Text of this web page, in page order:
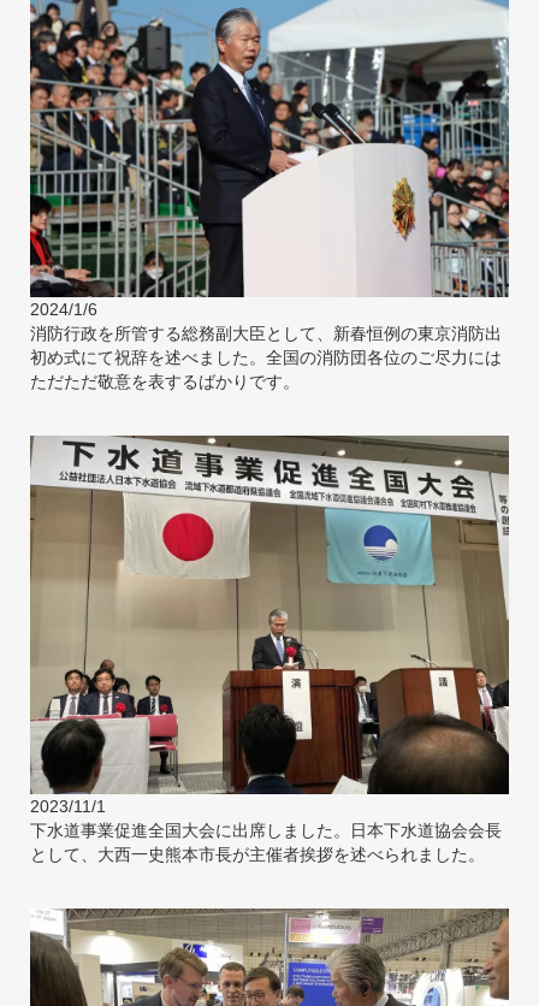
2024/1/6
消防行政を所管する総務副大臣として、新春恒例の東京消防出
初め式にて祝辞を述べました。全国の消防団各位のご尽力には
ただただ敬意を表するばかりです。
2023/11/1
下水道事業促進全国大会に出席しました。日本下水道協会会長
として、大西一史熊本市長が主催者挨拶を述べられました。